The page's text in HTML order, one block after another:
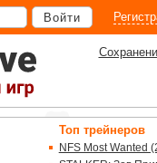
Войти
Топ трейнеров
NFS Most Wanted